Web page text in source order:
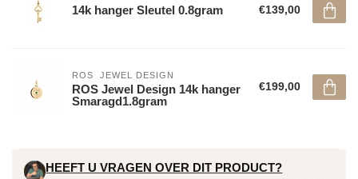
14k hanger Sleutel 0.8gram €139,00
ROS  JEWEL DESIGN
ROS Jewel Design 14k hanger
Smaragd1.8gram
€199,00
HEEFT U VRAGEN OVER DIT PRODUCT?